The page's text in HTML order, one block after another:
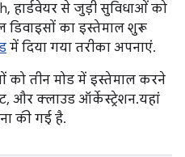
हार्डवेयर से जुड़ी सुविधाओं को
डिवाइसों का इस्तेमाल शुरू
में दिया गया तरीका अपनाएं.
को तीन मोड में इस्तेमाल करने
और क्लाउड ऑर्केस्ट्रेशन. यहां
की गई है.